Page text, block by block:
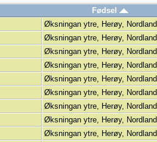
Fødsel
Øksningan ytre, Herøy, Nordland
Øksningan ytre, Herøy, Nordland
Øksningan ytre, Herøy, Nordland
Øksningan ytre, Herøy, Nordland
Øksningan ytre, Herøy, Nordland
Øksningan ytre, Herøy, Nordland
Øksningan ytre, Herøy, Nordland
Øksningan ytre, Herøy, Nordland
Øksningan ytre, Herøy, Nordland